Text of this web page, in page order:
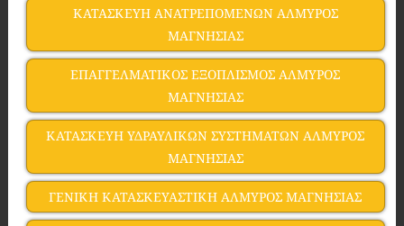
ΚΑΤΑΣΚΕΥΗ ΑΝΑΤΡΕΠΟΜΕΝΩΝ ΑΛΜΥΡΟΣ
ΜΑΓΝΗΣΙΑΣ
ΕΠΑΓΓΕΛΜΑΤΙΚΟΣ ΕΞΟΠΛΙΣΜΟΣ ΑΛΜΥΡΟΣ
ΜΑΓΝΗΣΙΑΣ
ΚΑΤΑΣΚΕΥΗ ΥΔΡΑΥΛΙΚΩΝ ΣΥΣΤΗΜΑΤΩΝ ΑΛΜΥΡΟΣ
ΜΑΓΝΗΣΙΑΣ
ΓΕΝΙΚΗ ΚΑΤΑΣΚΕΥΑΣΤΙΚΗ ΑΛΜΥΡΟΣ ΜΑΓΝΗΣΙΑΣ